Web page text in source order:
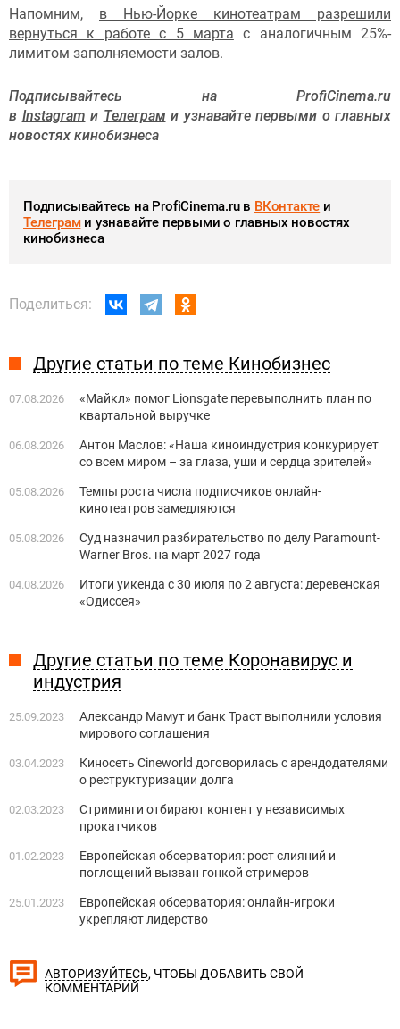
Напомним, в Нью-Йорке кинотеатрам разрешили
вернуться к работе с 5 марта с аналогичным 25%-
лимитом заполняемости залов.
Подписывайтесь на ProfiCinema.ru
в Instagram и Телеграм и узнавайте первыми о главных
новостях кинобизнеса
Подписывайтесь на ProfiCinema.ru в ВКонтакте и
Телеграми узнавайте первыми о главных новостях
кинобизнеса
Поделиться:
Другие статьи по теме Кинобизнес
07.08.2026
«Майкл» помог Lionsgate перевыполнить план по
квартальной выручке
06.08.2026
Антон Маслов: «Наша киноиндустрия конкурирует
со всем миром – за глаза, уши и сердца зрителей»
05.08.2026
Темпы роста числа подписчиков онлайн-
кинотеатров замедляются
05.08.2026
Суд назначил разбирательство по делу Paramount-
Warner Bros. на март 2027 года
04.08.2026
Итоги уикенда с 30 июля по 2 августа: деревенская
«Одиссея»
Другие статьи по теме Коронавирус и
индустрия
25.09.2023
Александр Мамут и банк Траст выполнили условия
мирового соглашения
03.04.2023
Киносеть Cineworld договорилась с арендодателями
о реструктуризации долга
02.03.2023
Стриминги отбирают контент у независимых
прокатчиков
01.02.2023
Европейская обсерватория: рост слияний и
поглощений вызван гонкой стримеров
25.01.2023
Европейская обсерватория: онлайн-игроки
укрепляют лидерство
АВТОРИЗУЙТЕСЬ, ЧТОБЫ ДОБАВИТЬ СВОЙ
КОММЕНТАРИЙ